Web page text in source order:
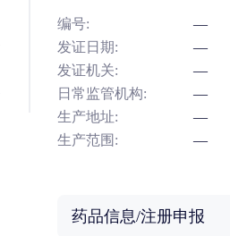
编号:
—
发证日期:
—
发证机关:
—
日常监管机构:
—
生产地址:
—
生产范围:
—
药品信息/注册申报